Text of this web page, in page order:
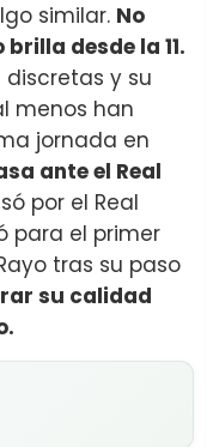
similar. No
desde la 11.
y su
menos han
jornada en
ante el Real
por el Real
para el primer
tras su paso
su calidad